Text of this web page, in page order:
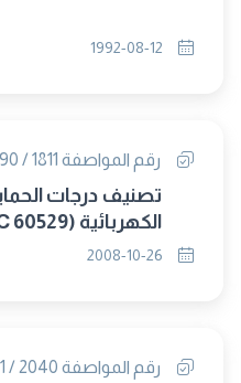
رقم المواصفة 1811 / 1990
تصنيف درجات
الكهربائية (IEC 60529) (متبناه)
رقم المواصفة 2040 / 1991